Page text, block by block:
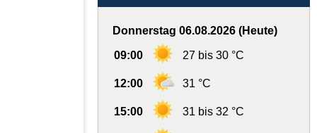
Donnerstag 06.08.2026 (Heute)
09:00 27 bis 30 °C
12:00 31 °C
15:00 31 bis 32 °C